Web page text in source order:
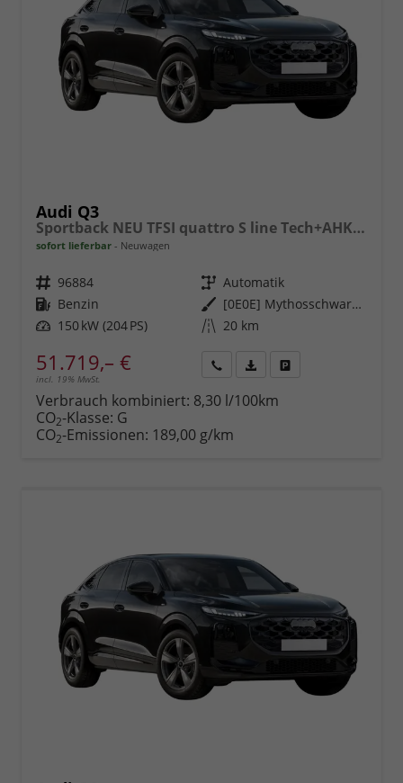
Audi Q3
Sportback NEU TFSI quattro S line Tech+AHK+Alu19+LEDplus+KlimaPlus+ExtSchwarz
sofort lieferbar Neuwagen
Fahrzeugnr. 96884 Getriebe Automatik
Kraftstoff Benzin Außenfarbe
[0E0E] Mythosschwarz Metallic
Leistung 150 kW (204 PS) Kilometerstand 20 km
51.719,– €
incl. 19% MwSt.
anfordern
Datei,
Verbrauch kombiniert: 8,30 l/100km
CO2-Klasse: G
CO2-Emissionen: 189,00 g/km